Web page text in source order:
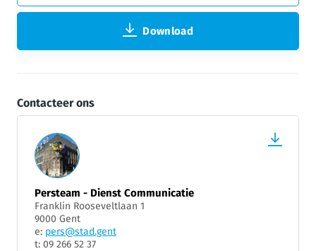
Download
Contacteer ons
Persteam - Dienst Communicatie
Franklin Rooseveltlaan 1
9000 Gent
e: pers@stad.gent
t: 09 266 52 37